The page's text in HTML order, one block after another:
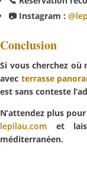
📷 Instagram :
Conclusion
Si vous cherchez où
avec terrasse
est sans conteste
N’attendez plus
lepilau.com et
méditerranéen.